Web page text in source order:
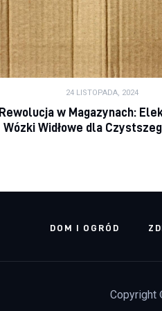
24 LISTOPADA, 2024
Rewolucja w Magazynach:
Wózki Widłowe dla
DOM I OGRÓD
Copyright